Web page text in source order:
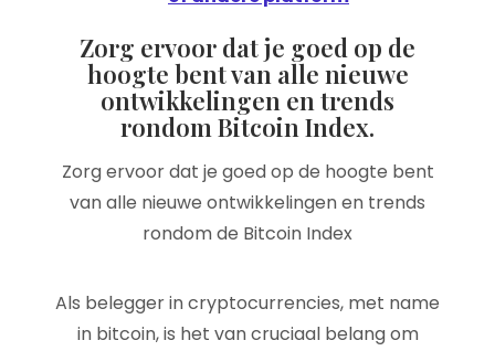
Zorg ervoor dat je goed op de
hoogte bent van alle nieuwe
ontwikkelingen en trends
rondom Bitcoin Index.
Zorg ervoor dat je goed op de hoogte bent
van alle nieuwe ontwikkelingen en trends
rondom de Bitcoin Index
Als belegger in cryptocurrencies, met name
in bitcoin, is het van cruciaal belang om